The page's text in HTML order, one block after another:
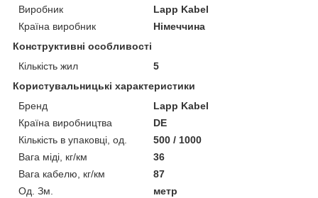
Виробник
Lapp Kabel
Країна виробник
Німеччина
Конструктивні особливості
Кількість жил
5
Користувальницькі характеристики
Бренд
Lapp Kabel
Країна виробництва
DE
Кількість в упаковці, од.
500 / 1000
Вага міді, кг/км
36
Вага кабелю, кг/км
87
Од. Зм.
метр